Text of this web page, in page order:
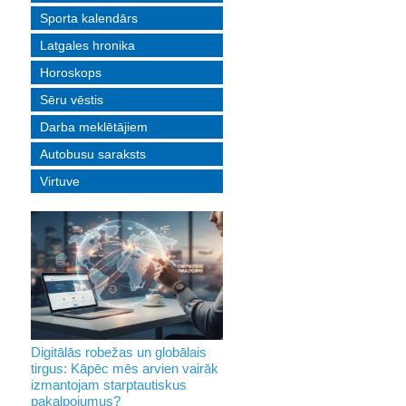
Sporta kalendārs
Latgales hronika
Horoskops
Sēru vēstis
Darba meklētājiem
Autobusu saraksts
Virtuve
Digitālās robežas un globālais
tirgus: Kāpēc mēs arvien vairāk
izmantojam starptautiskus
pakalpojumus?